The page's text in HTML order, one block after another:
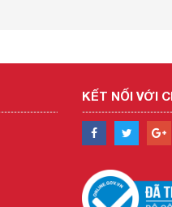
KẾT NỐI VỚI